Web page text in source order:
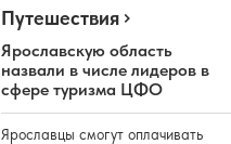
Путешествия
Ярославскую область
назвали в числе лидеров в
сфере туризма ЦФО
Ярославцы смогут оплачивать